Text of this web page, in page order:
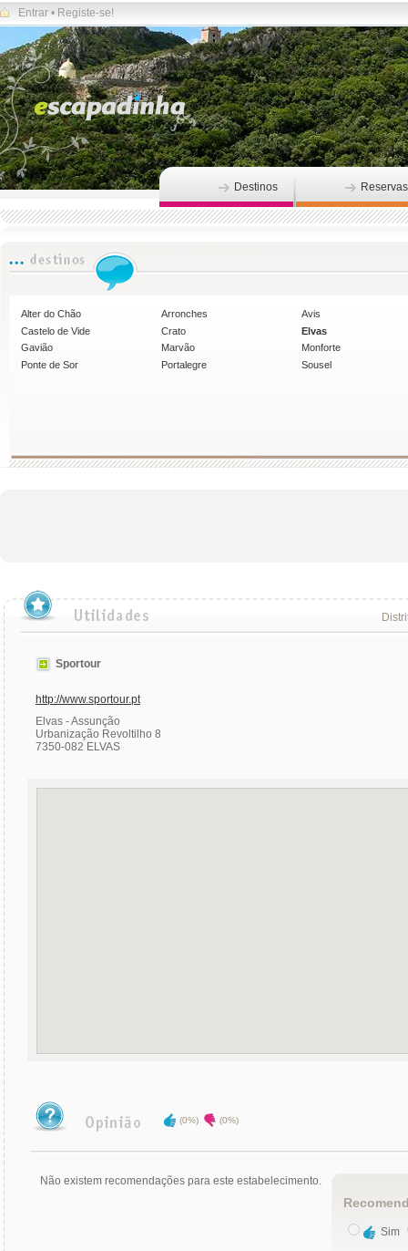
Entrar • Registe-se!
Destinos Reservas
Alter do Chão Arronches
Avis
Castelo de Vide
Crato
Elvas
Gavião
Marvão
Monforte
Ponte de Sor
Portalegre Sousel
Sportour
http://www.sportour.pt
Elvas - Assunção
Urbanização Revoltilho 8
7350-082 ELVAS
(0%) (0%)
Não existem recomendações para este estabelecimento.
Sim